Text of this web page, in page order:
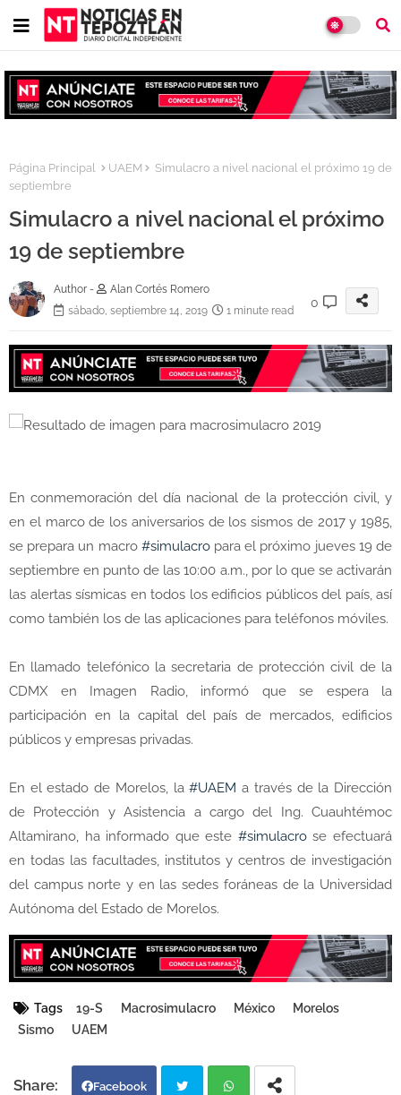
Página Principal UAEM
Simulacro a nivel nacional el próximo 19 de
septiembre
Simulacro a nivel nacional el próximo
19 de septiembre
Author -
Alan Cortés Romero
sábado, septiembre 14, 2019
1 minute read
0
En conmemoración del día nacional de la protección civil, y
en el marco de los aniversarios de los sismos de 2017 y 1985,
se prepara un macro #simulacropara el próximo jueves 19 de
septiembre en punto de las 10:00 a.m., por lo que se activarán
las alertas sísmicas en todos los edificios públicos del país, así
como también los de las aplicaciones para teléfonos móviles.
En llamado telefónico la secretaria de protección civil de la
CDMX en Imagen Radio, informó que se espera la
participación en la capital del país de mercados, edificios
públicos y empresas privadas.
En el estado de Morelos, la#UAEM a través de la Dirección
de Protección y Asistencia a cargo del Ing. Cuauhtémoc
Altamirano, ha informado que este #simulacrose efectuará
en todas las facultades, institutos y centros de investigación
del campus norte y en las sedes foráneas de la Universidad
Autónoma del Estado de Morelos.
Tags 19-S Macrosimulacro México
Morelos
Sismo
UAEM
Facebook